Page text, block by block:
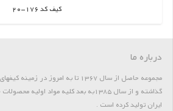
کیف کد 176-20
اطلاعات بیشتر
درباره ما
مجموعه حاصل از سال 1367 تا به امروز در
گذاشته و از سال 1385به بعد کلیه مواد
ایران تولید کرده است .